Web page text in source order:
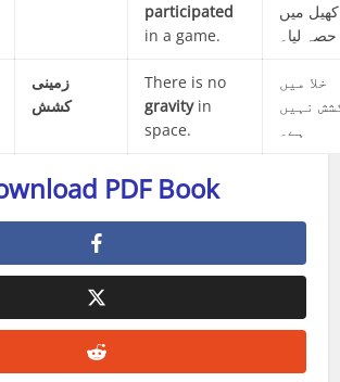
participated
in a game.
کھیل میں
حصہ لیا۔
زمینی
کشش
There is no
gravityin
space.
خلا میں
نہیں
ہے۔
PDF Book